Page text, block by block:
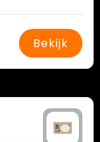
Bekijk